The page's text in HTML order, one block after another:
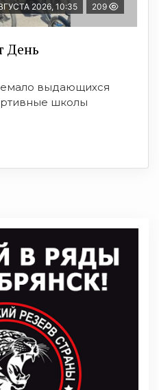
2026, 10:35 209
День
выдающихся
школы